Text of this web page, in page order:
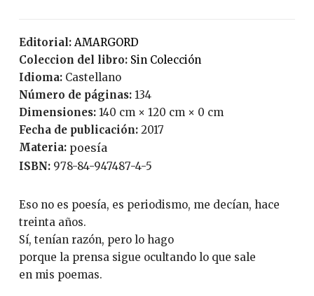
Editorial:
AMARGORD
Coleccion del libro:
Sin Colección
Idioma:
Castellano
Número de páginas: 134
Dimensiones: 140 cm × 120 cm × 0 cm
Fecha de publicación:
2017
Materia: poesía
ISBN: 978-84-947487-4-5
Eso no es poesía, es periodismo, me decían, hace
treinta años.
Sí, tenían razón, pero lo hago
porque la prensa sigue ocultando lo que sale
en mis poemas.